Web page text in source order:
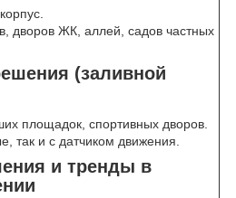
дворов ЖК, аллей, садов частных
(заливной
площадок, спортивных дворов.
так и с датчиком движения.
и тренды в